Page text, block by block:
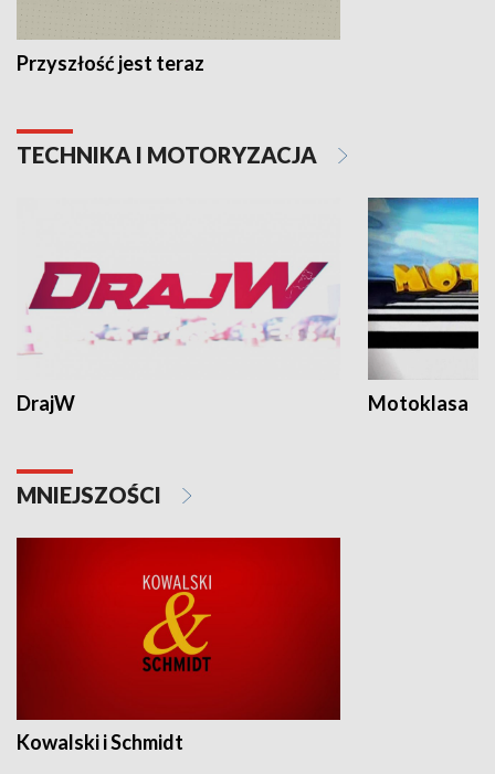
Przyszłość jest teraz
TECHNIKA I MOTORYZACJA
DrajW Motoklasa
MNIEJSZOŚCI
Kowalski i Schmidt